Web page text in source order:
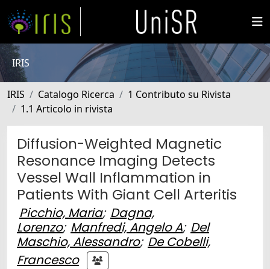
IRIS
IRIS Catalogo Ricerca
1 Contributo su Rivista
1.1 Articolo in rivista
Diffusion-Weighted Magnetic
Resonance Imaging Detects
Vessel Wall Inflammation in
Patients With Giant Cell Arteritis
Picchio, Maria; Dagna,
Lorenzo; Manfredi, Angelo A; Del
Maschio, Alessandro; De Cobelli,
Francesco